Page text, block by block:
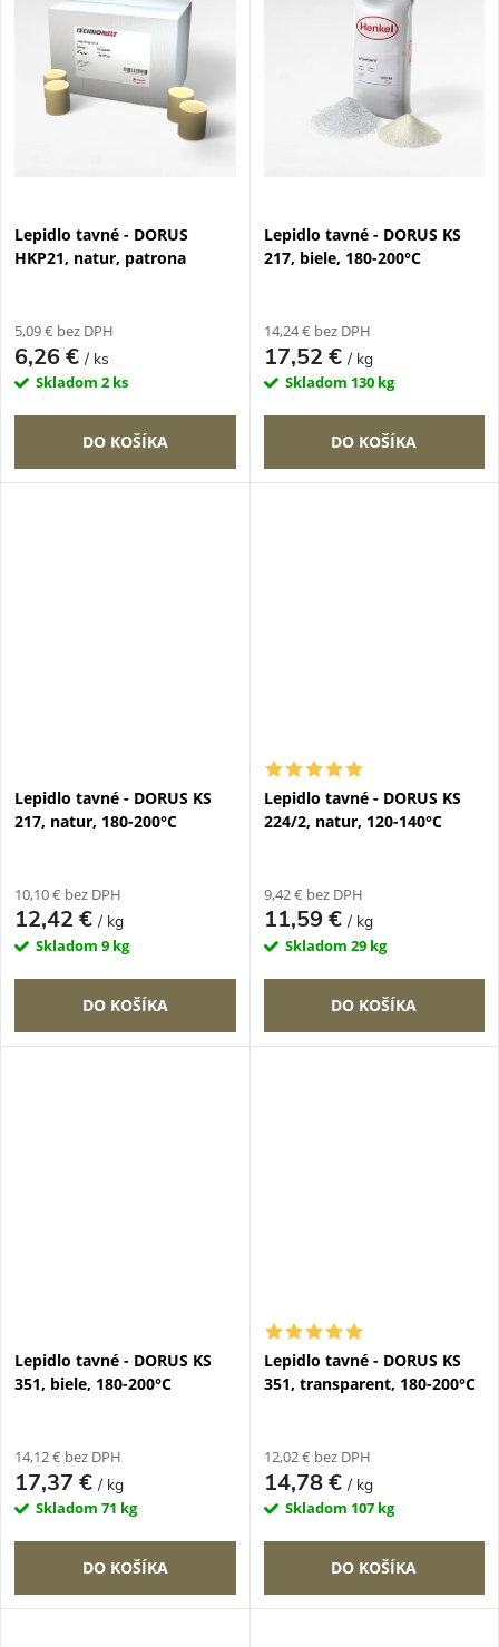
Lepidlo tavné - DORUS
HKP21, natur, patrona
5,09 € bez DPH
6,26 €/ ks
Skladom 2 ks
DO KOŠÍKA
Lepidlo tavné - DORUS KS
217, biele, 180-200°C
14,24 € bez DPH
17,52 €/ kg
Skladom 130 kg
DO KOŠÍKA
Lepidlo tavné - DORUS KS
217, natur, 180-200°C
10,10 € bez DPH
12,42 €/ kg
Skladom 9 kg
DO KOŠÍKA
Lepidlo tavné - DORUS KS
224/2, natur, 120-140°C
9,42 € bez DPH
11,59 €/ kg
Skladom 29 kg
DO KOŠÍKA
Lepidlo tavné - DORUS KS
351, biele, 180-200°C
14,12 € bez DPH
17,37 €/ kg
Skladom 71 kg
DO KOŠÍKA
Lepidlo tavné - DORUS KS
351, transparent, 180-200°C
12,02 € bez DPH
14,78 €/ kg
Skladom 107 kg
DO KOŠÍKA